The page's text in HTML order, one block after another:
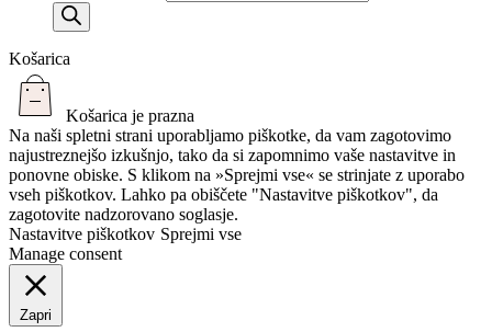
Košarica
Košarica je prazna
Na naši spletni strani uporabljamo piškotke, da vam zagotovimo
najustreznejšo izkušnjo, tako da si zapomnimo vaše nastavitve in
ponovne obiske. S klikom na »Sprejmi vse« se strinjate z uporabo
vseh piškotkov. Lahko pa obiščete "Nastavitve piškotkov", da
zagotovite nadzorovano soglasje.
Nastavitve piškotkov Sprejmi vse
Manage consent
Zapri